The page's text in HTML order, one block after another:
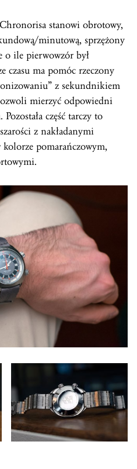
stanowi obrotowy,
minutową, sprzężony
o ile pierwowzór był
czasu ma pomóc rzeczony
z sekundnikiem
mierzyć odpowiedni
Pozostała część tarczy to
z nakładanymi
pomarańczowym,